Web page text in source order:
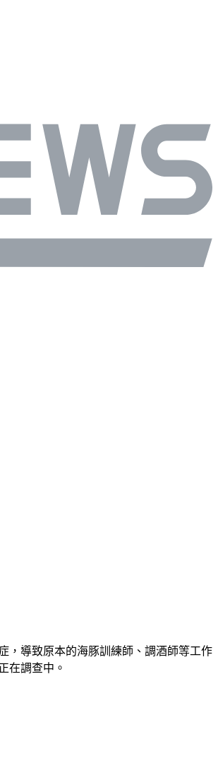
，導致原本的海豚訓練師、調酒師等工作
在調查中。